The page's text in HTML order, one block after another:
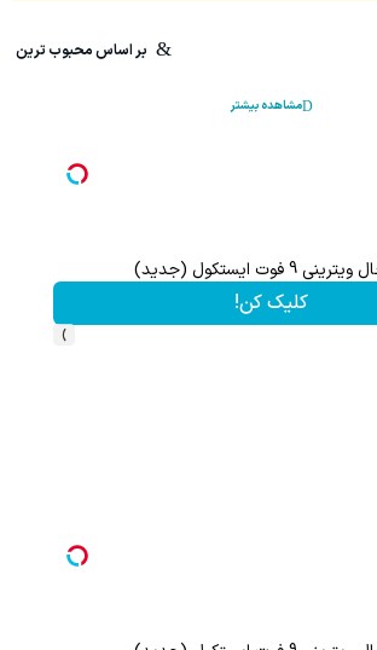
بر اساس محبوب ترین
مشاهده بیشتر
9 فوت ایستکول (جدید)
کلیک کن!
›